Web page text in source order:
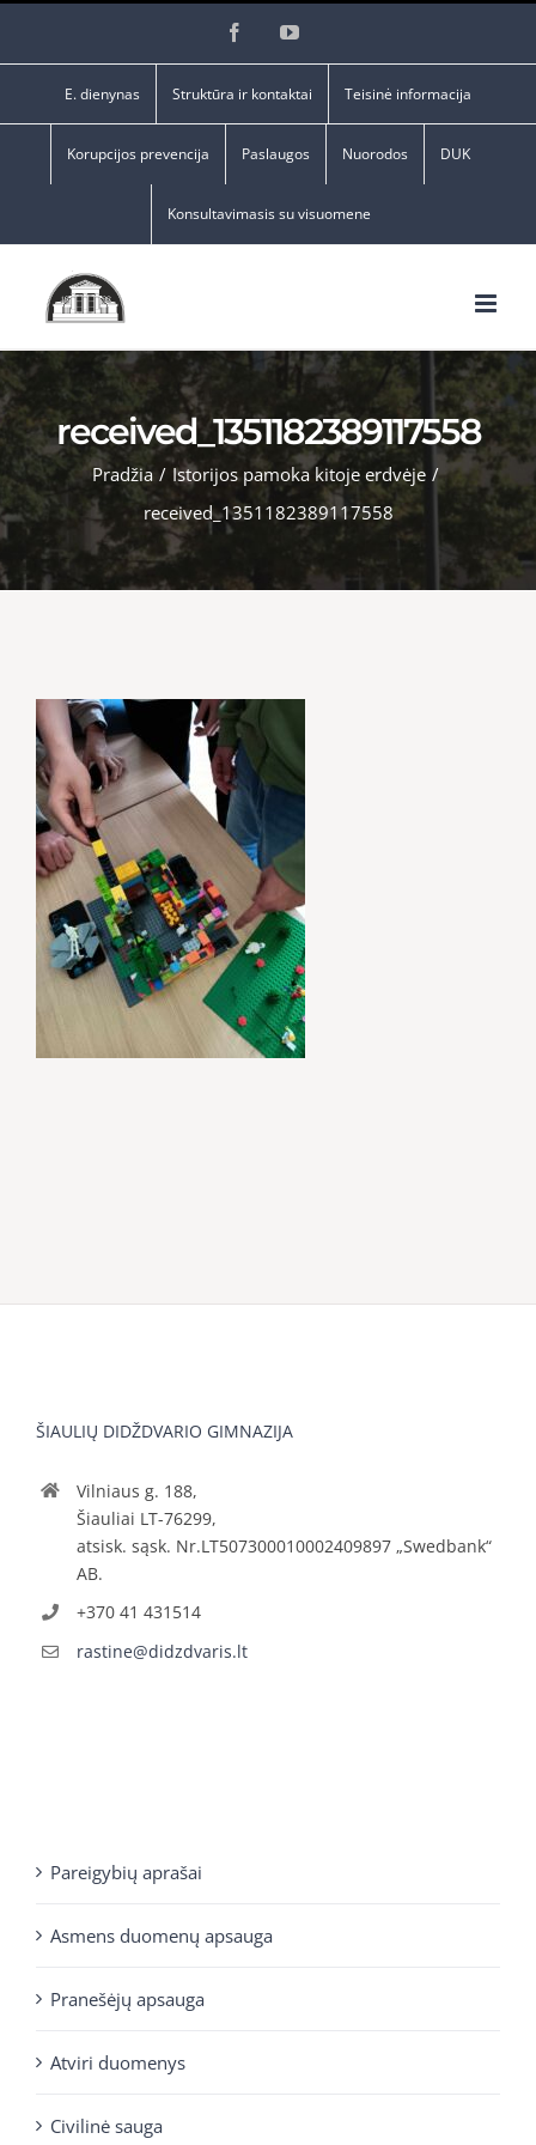
FacebookYouTube
E. dienynas Struktūra ir kontaktai Teisinė informacija
Korupcijos prevencija Paslaugos Nuorodos DUK
Konsultavimasis su visuomene
received_1351182389117558
Pradžia / Istorijos pamoka kitoje erdvėje /
received_1351182389117558
ŠIAULIŲ DIDŽDVARIO GIMNAZIJA
Vilniaus g. 188,
Šiauliai LT-76299,
atsisk. sąsk. Nr.LT507300010002409897 „Swedbank“
AB.
+370 41 431514
rastine@didzdvaris.lt
Pareigybių aprašai
Asmens duomenų apsauga
Pranešėjų apsauga
Atviri duomenys
Civilinė sauga